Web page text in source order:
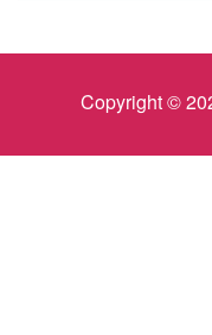
Copyright ©